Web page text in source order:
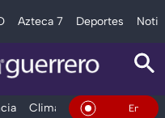
Azteca 7 Deportes
Clima Deportes En Vivo